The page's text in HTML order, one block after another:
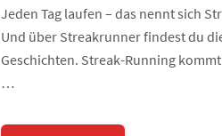
Jeden Tag laufen – das nennt sich
Und über Streakrunner findest du
Geschichten. Streak-Running
…